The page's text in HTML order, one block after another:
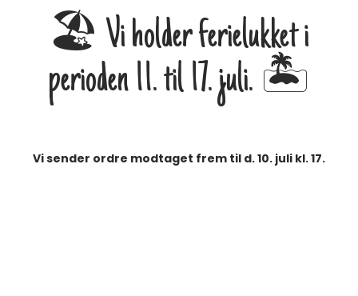
🏖️ Vi holder ferielukket i
perioden 11. til 17. juli. 🏝️
Vi sender ordre modtaget frem til d. 10. juli kl. 17.